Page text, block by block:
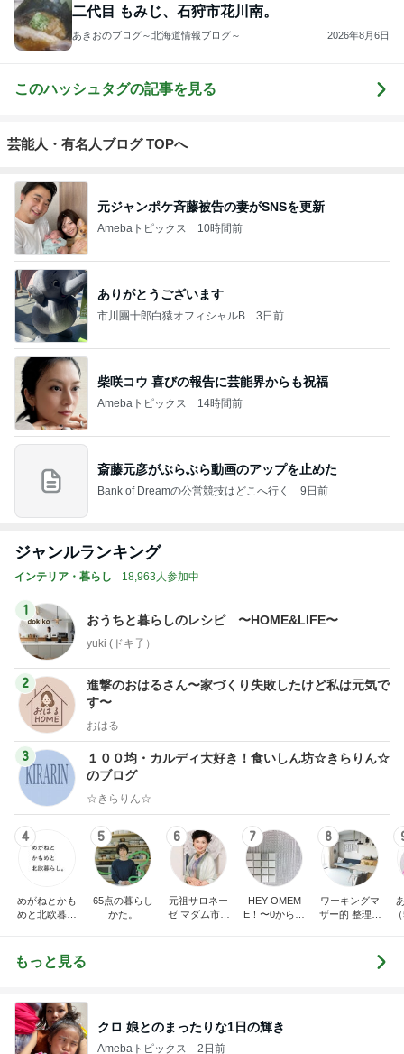
二代目 もみじ、石狩市花川南。
あきおのブログ～北海道情報ブログ～ 2026年8月6日
このハッシュタグの記事を見る
芸能人・有名人ブログ TOPへ
元ジャンポケ斉藤被告の妻がSNSを更新
Amebaトピックス 10時間前
ありがとうございます
市川團十郎白猿オフィシャルB 3日前
柴咲コウ 喜びの報告に芸能界からも祝福
Amebaトピックス 14時間前
斎藤元彦がぶらぶら動画のアップを止めた
Bank of Dreamの公営競技はどこへ行く 9日前
ジャンルランキング
インテリア・暮らし 18,963人参加中
1
おうちと暮らしのレシピ 〜HOME&LIFE〜
yuki (ドキ子）
2
進撃のおはるさん〜家づくり失敗したけど私は元気で
す〜
おはる
3
１００均・カルディ大好き！食いしん坊☆きらりん☆
のブログ
☆きらりん☆
4
めがねとかも
めと北欧暮ら
5
65点の暮らし
かた。
6
元祖サロネー
ゼ マダム市川
7
HEY OMEM
E！〜0からの
8
ワーキングマ
ザー的 整理収
もっと見る
クロ 娘とのまったりな1日の輝き
Amebaトピックス 2日前